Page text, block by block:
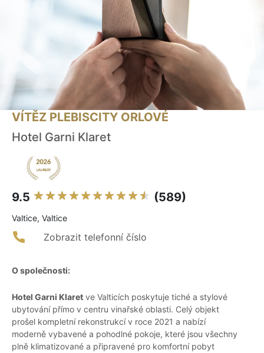
VÍTĚZ PLEBISCITY ORLOVÉ
Hotel Garni Klaret
9.5 (589)
Valtice, Valtice
Zobrazit telefonní číslo
O společnosti:
Hotel Garni Klaret ve Valticích poskytuje tiché a stylové
ubytování přímo v centru vinařské oblasti. Celý objekt
prošel kompletní rekonstrukcí v roce 2021 a nabízí
moderně vybavené a pohodlné pokoje, které jsou všechny
plně klimatizované a připravené pro komfortní pobyt